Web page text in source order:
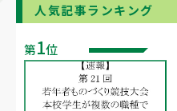
人気記事ランキング
第1位